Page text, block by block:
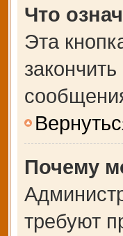
Что
Эта
Почему
требуют